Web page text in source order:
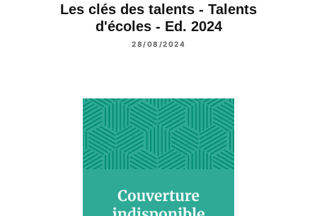
Les clés des talents - Talents
d'écoles - Ed. 2024
28/08/2024